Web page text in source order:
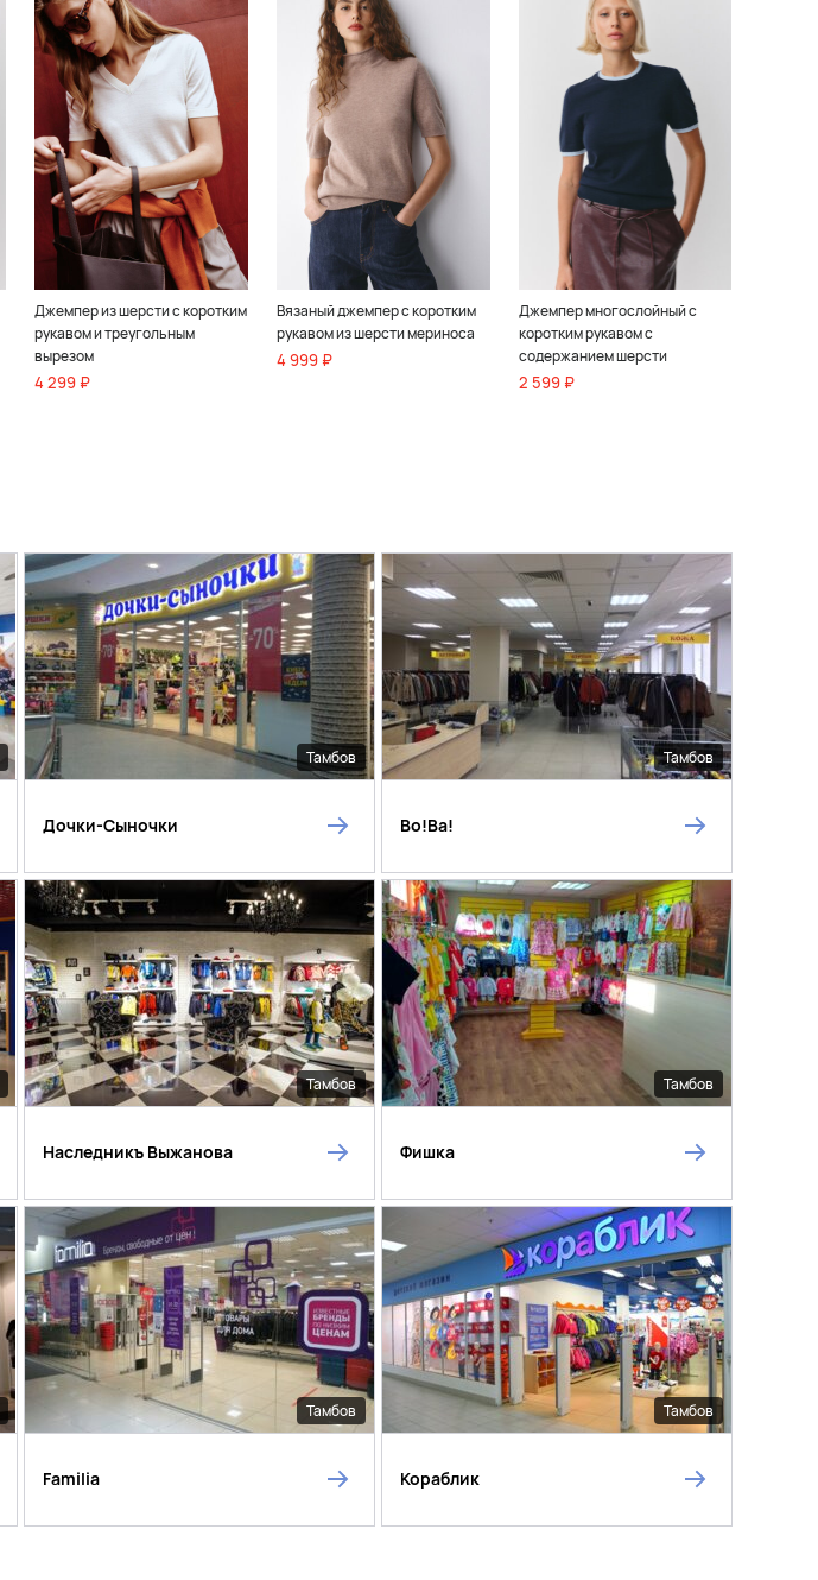
Джемпер из шерсти с коротким
рукавом и треугольным
вырезом
4 299 ₽
Вязаный джемпер с коротким
рукавом из шерсти мериноса
4 999 ₽
Джемпер многослойный с
коротким рукавом с
содержанием шерсти
2 599 ₽
Тамбов
Дочки-Сыночки
Тамбов
Во!Ва!
Тамбов
Наследникъ Выжанова
Тамбов
Фишка
Тамбов
Familia
Тамбов
Кораблик